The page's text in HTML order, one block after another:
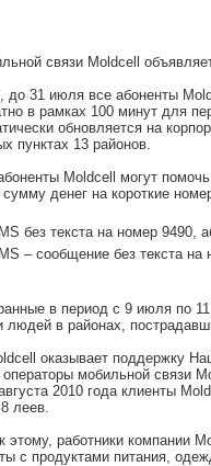
связи Moldcell
до 31 июля все абоненты
в рамках 100 минут для
обновляется на
пунктах 13 районов.
Moldcell могут
денег на короткие
без текста на номер 9490,
– сообщение без текста
в период с 9 июля по
людей в районах,
оказывает поддержку
операторы мобильной связи
2010 года клиенты
леев.
этому, работники компании
с продуктами питания,